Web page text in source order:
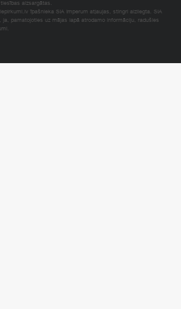
aizsargātas.
īpašnieka SIA Imperum atļaujas, stingri aizliegta. SIA
ja, pamatojoties uz mājas lapā atrodamo informāciju, radušies